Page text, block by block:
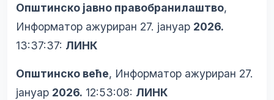
Општинско јавно правобранилаштво,
Информатор ажуриран 27. јануар 2026.
13:37:37: ЛИНК
Општинско веће, Информатор ажуриран 27.
јануар 2026. 12:53:08: ЛИНК